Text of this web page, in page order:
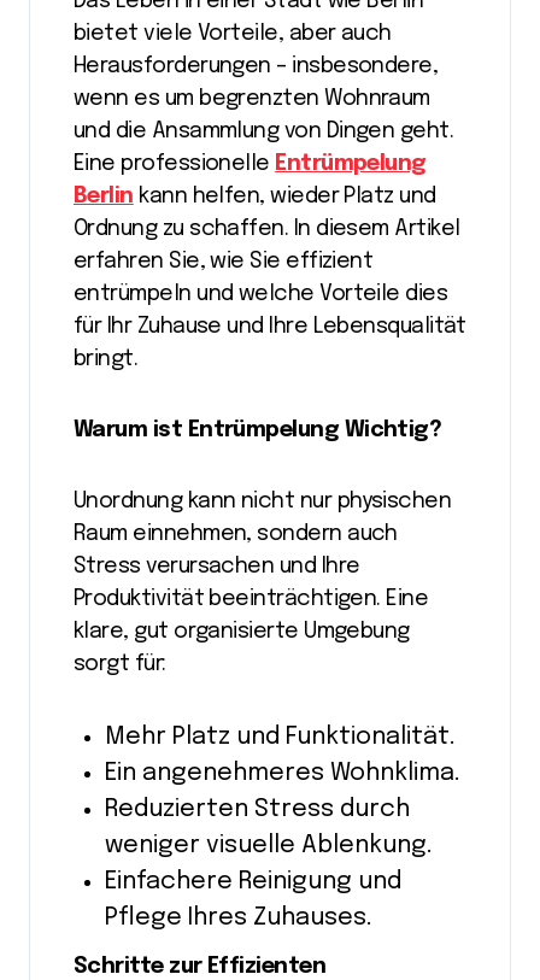
bietet viele Vorteile, aber auch
Herausforderungen – insbesondere,
wenn es um begrenzten Wohnraum
und die Ansammlung von Dingen geht.
Eine professionelle Entrümpelung
Berlin kann helfen, wieder Platz und
Ordnung zu schaffen. In diesem Artikel
erfahren Sie, wie Sie effizient
entrümpeln und welche Vorteile dies
für Ihr Zuhause und Ihre Lebensqualität
bringt.
Warum ist Entrümpelung Wichtig?
Unordnung kann nicht nur physischen
Raum einnehmen, sondern auch
Stress verursachen und Ihre
Produktivität beeinträchtigen. Eine
klare, gut organisierte Umgebung
sorgt für:
Mehr Platz und Funktionalität.
Ein angenehmeres Wohnklima.
Reduzierten Stress durch
weniger visuelle Ablenkung.
Einfachere Reinigung und
Pflege Ihres Zuhauses.
Schritte zur Effizienten